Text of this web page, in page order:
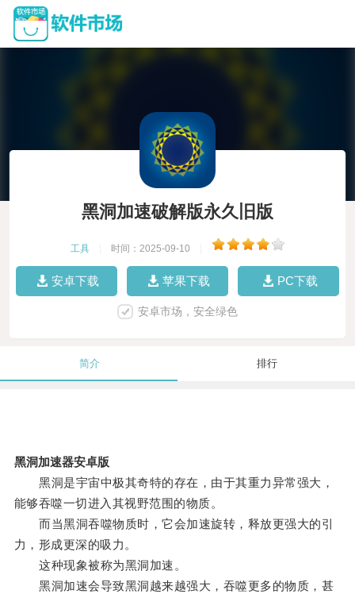
黑洞加速破解版永久旧版
工具 时间：2025-09-10
安卓下载 苹果下载 PC下载
安卓市场，安全绿色
简介 排行
黑洞加速器安卓版
黑洞是宇宙中极其奇特的存在，由于其重力异常强大，
能够吞噬一切进入其视野范围的物质。
而当黑洞吞噬物质时，它会加速旋转，释放更强大的引
力，形成更深的吸力。
这种现象被称为黑洞加速。
黑洞加速会导致黑洞越来越强大，吞噬更多的物质，甚